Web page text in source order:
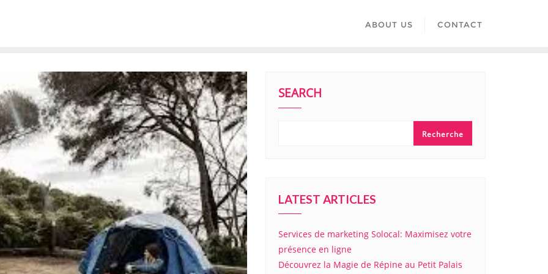
ABOUT US CONTACT
SEARCH
Recherche
LATEST ARTICLES
Services de marketing Solocal: Maximisez votre
présence en ligne
Découvrez la Magie de Répine au Petit Palais